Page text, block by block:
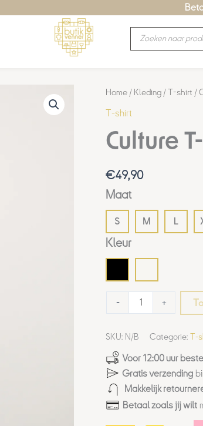
Producten
zoeken
Home/ Kleding/T-shirt /
T-shirt
Culture
€49,90
Maat
S M L
Kleur
-
Culture
T-
Delphina
aantal
+
SKU: N/B Categorie: T-
Voor 12:00 uur
Gratis verzending
Makkelijk
Betaal zoals jij wilt